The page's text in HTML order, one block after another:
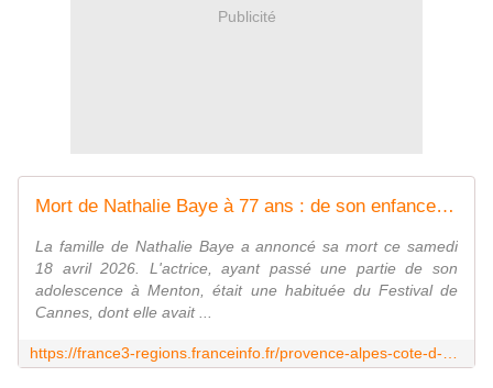
Publicité
Mort de Nathalie Baye à 77 ans : de son enfance à Menton au Festival de Cannes, son lien fort avec la Côte d'Azur
La famille de Nathalie Baye a annoncé sa mort ce samedi
18 avril 2026. L'actrice, ayant passé une partie de son
adolescence à Menton, était une habituée du Festival de
Cannes, dont elle avait ...